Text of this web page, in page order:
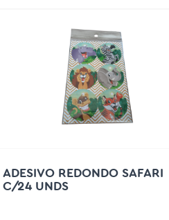
ADESIVO REDONDO SAFARI
C/24 UNDS